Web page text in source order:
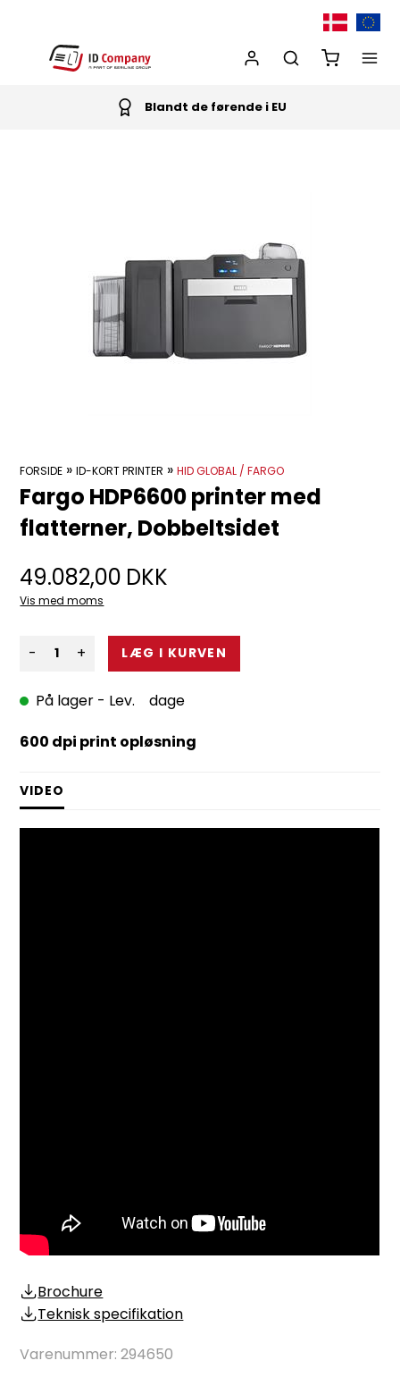
Blandt de førende i EU
FORSIDE »ID-KORT PRINTER »HID GLOBAL / FARGO
Fargo HDP6600 printer med
flatterner, Dobbeltsidet
49.082,00 DKK
Vis med moms
- +
På lager - Lev. dage
600 dpi print opløsning
VIDEO
Brochure
Teknisk specifikation
Varenummer:294650